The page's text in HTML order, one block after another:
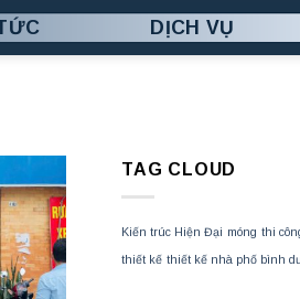
DỊCH VỤ
TAG CLOUD
Kiến trúc Hiện Đại móng thi
thiết kế thiết kế nhà phố bình